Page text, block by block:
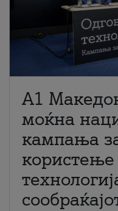
A1
моќна
кампања